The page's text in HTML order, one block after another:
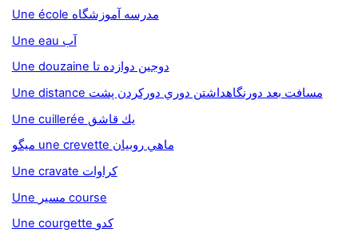
Une école مدرسه آموزشگاه
Une eau آب
Une douzaine دوجين دوازده تا
Une distance مسافت بعد دورنگاهداشتن دوري دوركردن پشت
Une cuillerée يك قاشق
ميگو une crevette ماهي روبيان
Une cravate کراوات
Une مسير course
Une courgette کدو